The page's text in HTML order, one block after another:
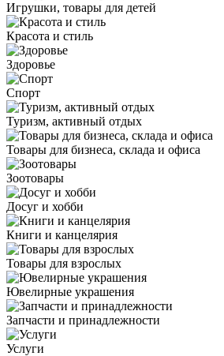
Игрушки, товары для детей
Красота и стиль
Здоровье
Спорт
Туризм, активный отдых
Товары для бизнеса, склада и офиса
Зоотовары
Досуг и хобби
Книги и канцелярия
Товары для взрослых
Ювелирные украшения
Запчасти и принадлежности
Услуги